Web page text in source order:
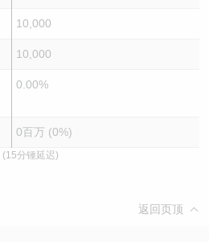
10,000
10,000
0.00%
0百万 (0%)
(15分锺延迟)
返回页顶